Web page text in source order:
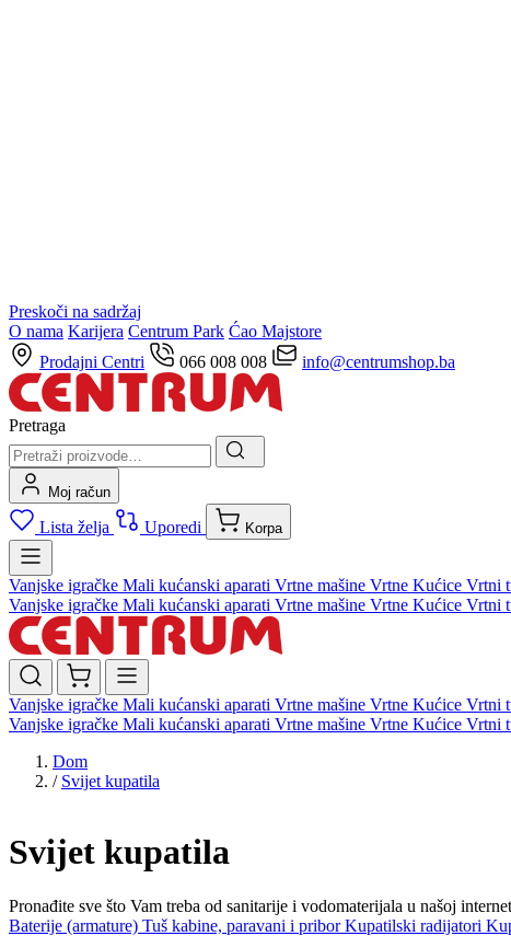
Preskoči na sadržaj
O nama Karijera Centrum Park Ćao Majstore
Prodajni Centri
066 008 008 info@centrumshop.ba
Pretraga
Moj račun
Lista želja Uporedi Korpa
Vanjske igračke Mali kućanski aparati Vrtne mašine Vrtne Kućice Vrtni
Vanjske igračke Mali kućanski aparati Vrtne mašine Vrtne Kućice Vrtni
Vanjske igračke Mali kućanski aparati Vrtne mašine Vrtne Kućice Vrtni
Vanjske igračke Mali kućanski aparati Vrtne mašine Vrtne Kućice Vrtni
Dom
/ Svijet kupatila
Svijet kupatila
Pronađite sve što Vam treba od sanitarije i vodomaterijala u našoj
Baterije (armature) Tuš kabine, paravani i priborKupatilski radijatori